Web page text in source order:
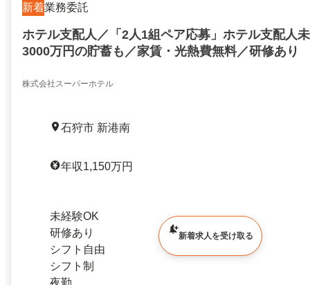
新着業務委託
ホテル支配人／「2人1組ペア応募」ホテル支配人
3000万円の貯蓄も／家賃・光熱費無料／研修あり
株式会社スーパーホテル
石狩市 新港南
年収1,150万円
未経験OK
研修あり
シフト自由
シフト制
夜勤
新着求人を受け取る